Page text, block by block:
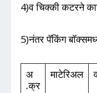
4)व चिक्की कटरने
5)नंतर पॅकिंग
अ
.क्र
माटेरिअल